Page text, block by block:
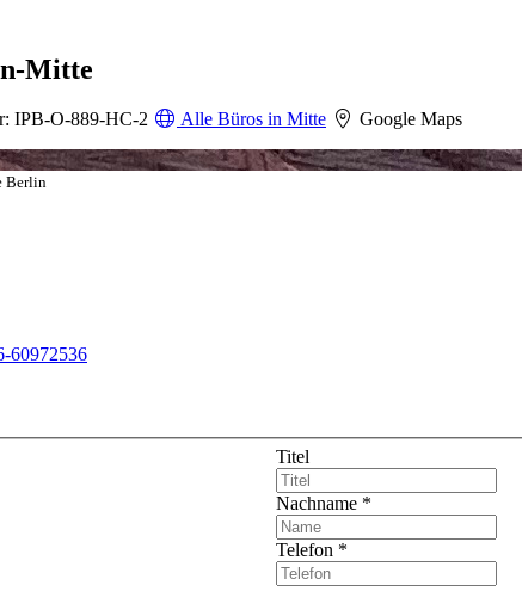
Mitte
IPB-O-889-HC-2 Alle Büros in Mitte
Google Maps
Berlin
60972536
Titel
Nachname *
Telefon *